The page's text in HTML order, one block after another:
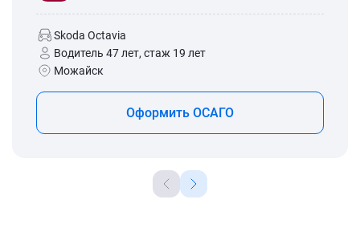
Skoda Octavia
Водитель 47 лет, стаж 19 лет
Можайск
Оформить ОСАГО